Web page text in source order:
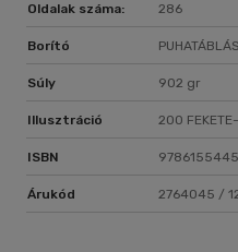
Oldalak száma: 286
Borító
Súly 902 gr
Illusztráció 200
ISBN
Árukód 2764045 /